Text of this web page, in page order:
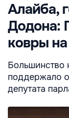
Алайба,
Додона:
ковры
Большинство
поддержало
депутата